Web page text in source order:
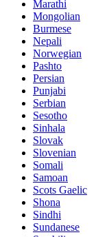
Marathi
Mongolian
Burmese
Nepali
Norwegian
Pashto
Persian
Punjabi
Serbian
Sesotho
Sinhala
Slovak
Slovenian
Somali
Samoan
Scots Gaelic
Shona
Sindhi
Sundanese